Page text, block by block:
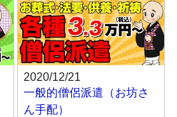
2020/12/21
一般的僧侶派遣（お坊さ
ん手配）